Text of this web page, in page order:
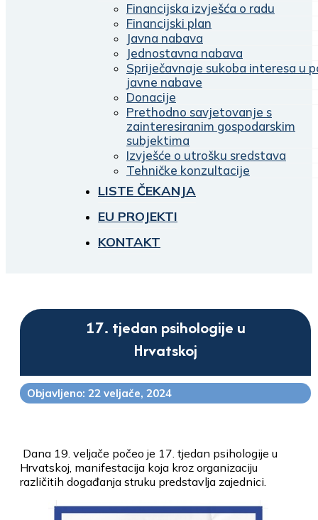
Financijska izvješća o radu
Financijski plan
Javna nabava
Jednostavna nabava
Spriječavnaje sukoba interesa u
javne nabave
Donacije
Prethodno savjetovanje s
zainteresiranim gospodarskim
subjektima
Izvješće o utrošku sredstava
Tehničke konzultacije
LISTE ČEKANJA
EU PROJEKTI
KONTAKT
17. tjedan psihologije u
Hrvatskoj
Objavljeno: 22 veljače, 2024
Dana 19. veljače počeo je 17. tjedan psihologije u
Hrvatskoj, manifestacija koja kroz organizaciju
različitih događanja struku predstavlja zajednici.